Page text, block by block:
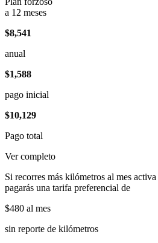
a 12 meses
$8,541
anual
$1,588
pago inicial
$10,129
Pago total
Ver completo
Si recorres más kilómetros al mes
pagarás una tarifa preferencial de
$480 al mes
sin reporte de kilómetros